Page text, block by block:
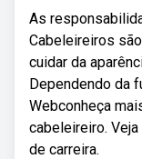
As
Cabeleireiros
cuidar da
Dependendo da
Webconheça
cabeleireiro.
de carreira.